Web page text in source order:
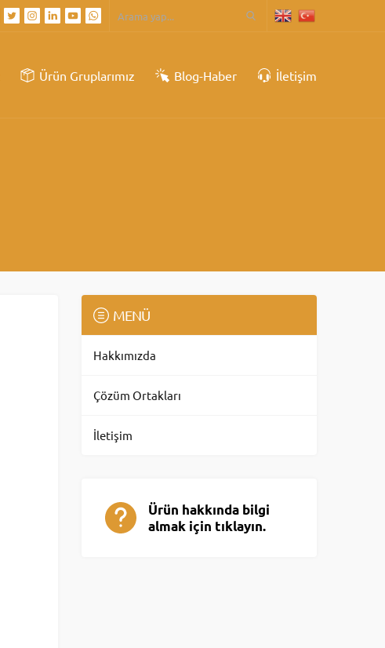
Ürün Gruplarımız Blog-Haber İletişim
MENÜ
Hakkımızda
Çözüm Ortakları
İletişim
Ürün hakkında bilgi
almak için tıklayın.